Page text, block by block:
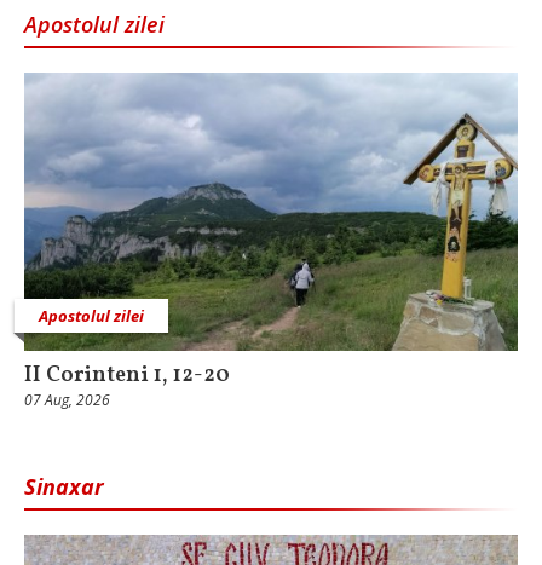
Apostolul zilei
Apostolul zilei
II Corinteni 1, 12-20
07 Aug, 2026
Sinaxar